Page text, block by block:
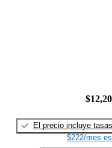
El precio incluye tasas
$222/mes